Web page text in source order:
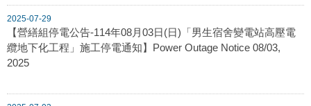
2025-07-29
【營繕組停電公告-114年08月03日(日)「男生宿舍變電站高壓電
纜地下化工程」施工停電通知】Power Outage Notice 08/03,
2025